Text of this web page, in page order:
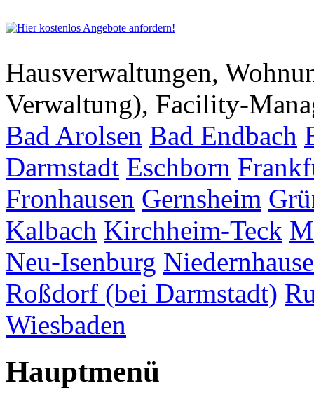
Hausverwaltungen,
Verwaltung), Facility-
Bad Arolsen Bad Endbach
Darmstadt Eschborn
Fronhausen Gernsheim
Kalbach Kirchheim-Teck
Neu-Isenburg
Roßdorf (bei Darmstadt)
Wiesbaden
Hauptmenü